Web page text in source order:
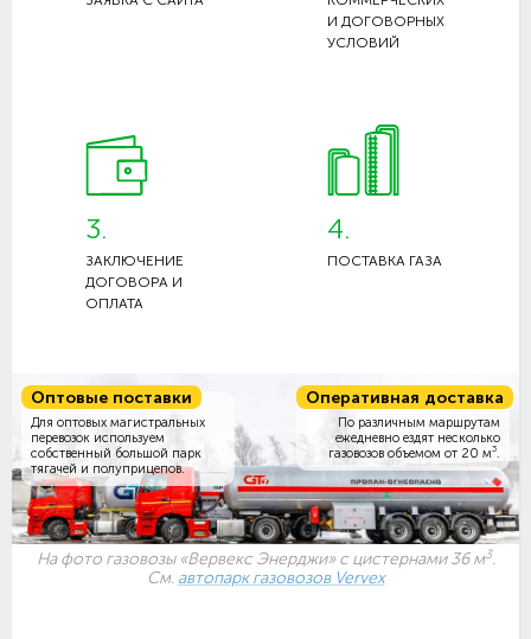
И ДОГОВОРНЫХ
УСЛОВИЙ
3.
ЗАКЛЮЧЕНИЕ
ДОГОВОРА И
ОПЛАТА
4.
ПОСТАВКА ГАЗА
Оптовые поставки
Для оптовых магистральных
перевозок используем
собственный большой парк
тягачей и полуприцепов.
Оперативная доставка
По различным маршрутам
ежедневно ездят несколько
газовозов объемом от 20 м3
На фото газовозы «Вервекс Энерджи» с цистернами 36 м3.
См. автопарк газовозов Vervex